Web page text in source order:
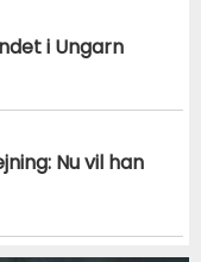
i Ungarn
Nu vil han